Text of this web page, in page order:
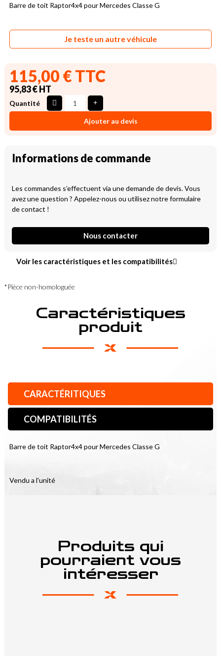
Barre de toit Raptor4x4 pour Mercedes Classe G
Je teste un autre véhicule
115,00 € TTC
95,83 € HT
Quantité
Ajouter au devis
Informations de commande
Les commandes s’effectuent via une demande de devis. Vous
avez une question ? Appelez-nous ou utilisez notre formulaire
de contact !
Nous contacter
Voir les caractéristiques et les compatibilités
*Pièce non-homologuée
Caractéristiques
produit
CARACTÉRITIQUES
COMPATIBILITÉS
Barre de toit Raptor4x4 pour Mercedes Classe G
Vendu a l'unité
Produits qui
pourraient vous
intéresser